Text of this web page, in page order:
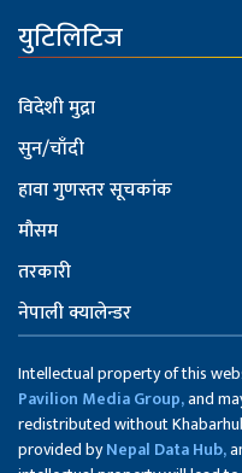
युटिलिटिज
विदेशी मुद्रा
सुन/चाँदी
हावा गुणस्तर सूचकांक
मौसम
तरकारी
नेपाली क्यालेन्डर
Intellectual property of this
Pavilion Media Group,and
redistributed without
provided byNepal Data Hub,